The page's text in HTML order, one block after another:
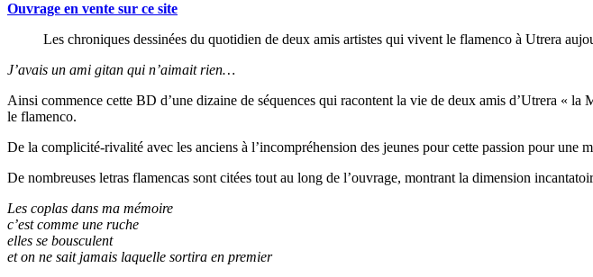
Ouvrage en vente sur ce site
Les chroniques dessinées du quotidien de deux amis artistes qui vivent le flamenco à Utrera
J’avais un ami gitan qui n’aimait rien…
Ainsi commence cette BD d’une dizaine de séquences qui racontent la vie de deux amis d’Utrera «
le flamenco.
De la complicité-rivalité avec les anciens à l’incompréhension des jeunes pour cette passion pour
De nombreuses letras flamencas sont citées tout au long de l’ouvrage, montrant la dimension
Les coplas dans ma mémoire
c’est comme une ruche
elles se bousculent
et on ne sait jamais laquelle sortira en premier